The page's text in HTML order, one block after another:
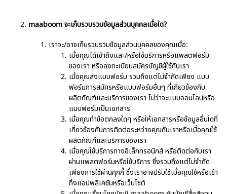
maaboom จะเก็บรวบรวมข้อมูลส่วนบุคคลเมื่อใด?
เราจะ/อาจเก็บรวบรวมข้อมูลส่วนบุคคลของคุณเมื่อ:
เมื่อคุณได้เข้าถึงและ/หรือใช้บริการหรือแพลตฟอร์ม
ของเรา หรือลงทะเบียนสมัครบัญชีผู้ใช้กับเรา
เมื่อคุณส่งแบบฟอร์ม รวมถึงแต่ไม่จำกัดเพียง แบบ
ฟอร์มการสมัครหรือแบบฟอร์มอื่นๆ ที่เกี่ยวข้องกับ
ผลิตภัณฑ์และบริการของเรา ไม่ว่าจะแบบออนไลน์หรือ
แบบฟอร์มเป็นเอกสาร
เมื่อคุณทำข้อตกลงใดๆ หรือให้เอกสารหรือข้อมูลอื่นใดที่
เกี่ยวข้องกับการติดต่อระหว่างคุณกับเราหรือเมื่อคุณใช้
ผลิตภัณฑ์และบริการของเรา
เมื่อคุณใช้บริการทางอิเล็กทรอนิกส์ หรือติดต่อกับเรา
ผ่านแพลตฟอร์มหรือใช้บริการ ซึ่งรวมถึงแต่ไม่จำกัด
เพียงการใช้ผ่านคุกกี้ ซึ่งเราอาจปรับใช้เมื่อคุณใช้หรือเข้า
ถึงแอปพลิเคชันหรือเว็บไซต์